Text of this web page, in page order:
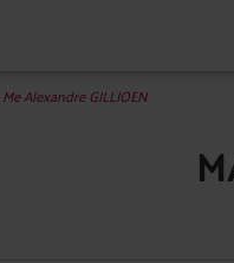
Alexandre GILLIOEN